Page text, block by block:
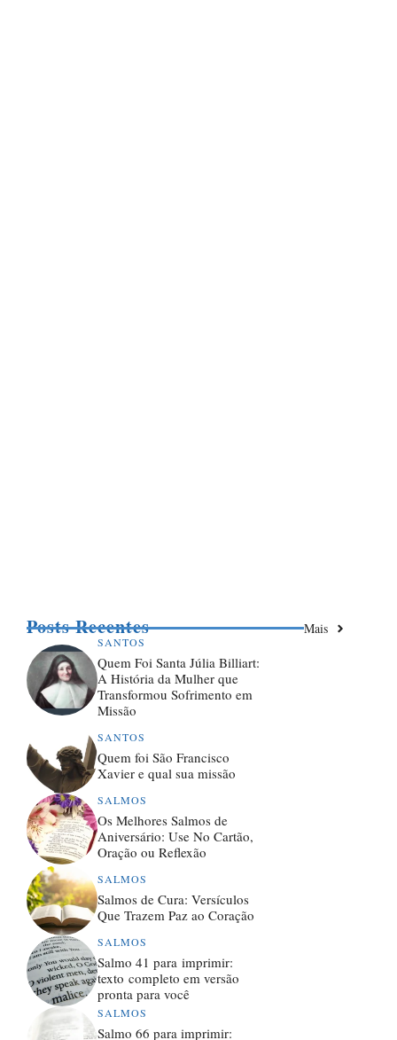
Posts Recentes Mais
SANTOS
Quem Foi Santa Júlia Billiart:
A História da Mulher que
Transformou Sofrimento em
Missão
SANTOS
Quem foi São Francisco
Xavier e qual sua missão
SALMOS
Os Melhores Salmos de
Aniversário: Use No Cartão,
Oração ou Reflexão
SALMOS
Salmos de Cura: Versículos
Que Trazem Paz ao Coração
SALMOS
Salmo 41 para imprimir:
texto completo em versão
pronta para você
SALMOS
Salmo 66 para imprimir: